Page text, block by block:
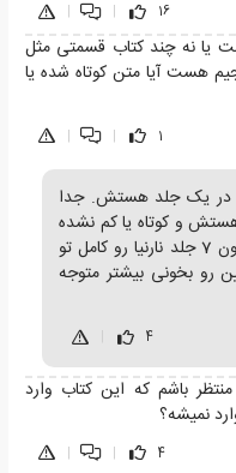
16
|
|
نه چند کتاب قسمتی مثل
هست آیا متن کوتاه شده یا
1
|
|
مجموعه 7 جلدی در یک جلد هستش. جدا
و کوتاه یا کم نشده
ازش. کتاب حجیمی هم هست چون 7 جلد نارنیا رو کامل تو
رو بخونی بیشتر متوجه
4
باشم که این کتاب وارد
نمیشه؟
4
|
|